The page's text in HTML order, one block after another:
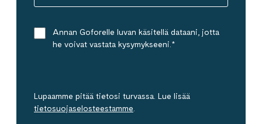
Annan Goforelle luvan käsitellä dataani, jotta
he voivat vastata kysymykseeni. *
Lupaamme pitää tietosi turvassa. Lue lisää
tietosuojaselosteestamme